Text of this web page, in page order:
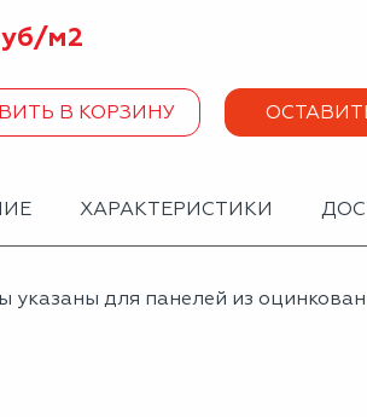
м2
В КОРЗИНУ
ХАРАКТЕРИСТИКИ
указаны для панелей из